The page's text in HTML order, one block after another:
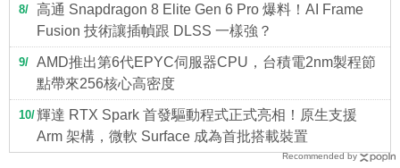
Recommended by
8
高通 Snapdragon 8 Elite Gen 6 Pro 爆料！AI Frame
Fusion 技術讓插幀跟 DLSS 一樣強？
9
AMD推出第6代EPYC伺服器CPU，台積電2nm製程節
點帶來256核心高密度
10 輝達 RTX Spark 首發驅動程式正式亮相！原生支援
Arm 架構，微軟 Surface 成為首批搭載裝置